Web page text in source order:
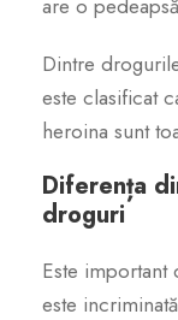
are o
Dintre
este clasificat
heroina sunt
Diferența
droguri
Este
este